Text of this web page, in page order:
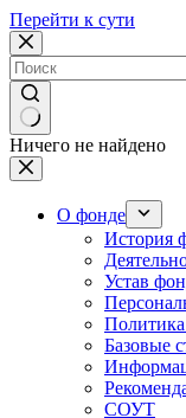
Перейти к сути
Ничего не найдено
О фонде
История
Устав
Базовые
СОУТ